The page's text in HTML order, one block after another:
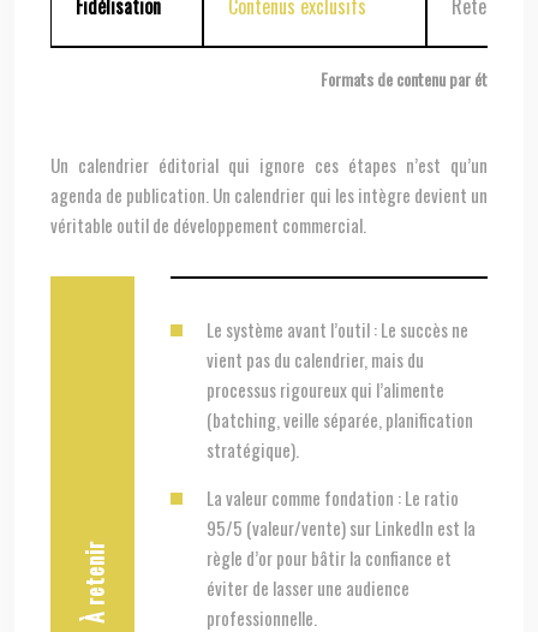
Formats de contenu par étape du
Fidélisation Contenus exclusifs Retenir
Un calendrier éditorial qui ignore ces étapes n’est qu’un
agenda de publication. Un calendrier qui les intègre devient un
véritable outil de développement commercial.
À retenir
Le système avant l’outil : Le succès ne
vient pas du calendrier, mais du
processus rigoureux qui l’alimente
(batching, veille séparée, planification
stratégique).
La valeur comme fondation : Le ratio
95/5 (valeur/vente) sur LinkedIn est la
règle d’or pour bâtir la confiance et
éviter de lasser une audience
professionnelle.